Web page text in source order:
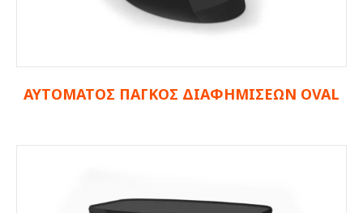
ΑΥΤΟΜΑΤΟΣ ΠΑΓΚΟΣ ΔΙΑΦΗΜΙΣΕΩΝ OVAL